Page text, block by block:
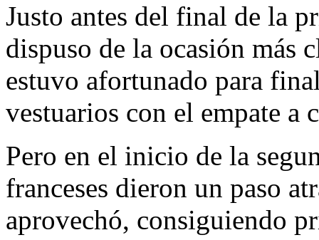
Justo antes del final de la
dispuso de la ocasión más
estuvo afortunado para
vestuarios con el empate a
Pero en el inicio de la
franceses dieron un paso
aprovechó, consiguiendo